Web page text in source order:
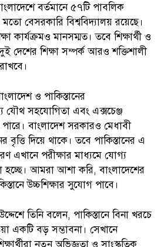
বর্তমানে ৫৭টি পাবলিক
বেসরকারি বিশ্ববিদ্যালয় রয়েছে।
কার্যক্রমও মানসম্মত। তবে শিক্ষার্থী ও
দেশের শিক্ষা সম্পর্ক আরও শক্তিশালী
ও পাকিস্তানের
যৌথ সহযোগিতা এবং এক্সচেঞ্জ
বাংলাদেশ সরকারও মেধাবী
বৃত্তি দিয়ে থাকে। তবে পাকিস্তানের এ
এখানে পরীক্ষার মাধ্যমে যোগ্য
হচ্ছে। আমরা আশা করি, বাংলাদেশের
উচ্চশিক্ষার সুযোগ পাবে।
তিনি বলেন, পাকিস্তানে বিনা খরচে
একটি বড় সম্ভাবনা। সেখানে
নতুন অভিজ্ঞতা ও সাংস্কৃতিক